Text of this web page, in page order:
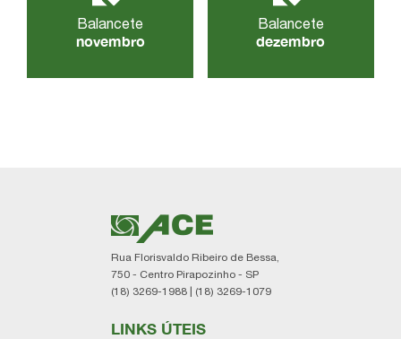
Balancete
novembro
Balancete
dezembro
Rua Florisvaldo Ribeiro de Bessa,
750 - Centro Pirapozinho - SP
(18) 3269-1988 | (18) 3269-1079
LINKS ÚTEIS